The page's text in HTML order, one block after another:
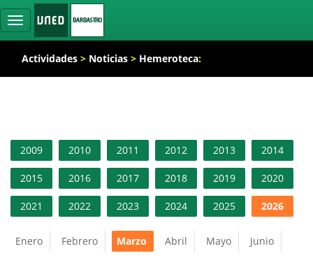
Ocultar
navegación
Actividades > Noticias > Hemeroteca:
2009 2010 2011 2012 2013 2014
2015 2016 2017 2018 2019 2020
2021 2022 2023 2024 2025 2026
Enero Febrero Marzo Abril Mayo Junio